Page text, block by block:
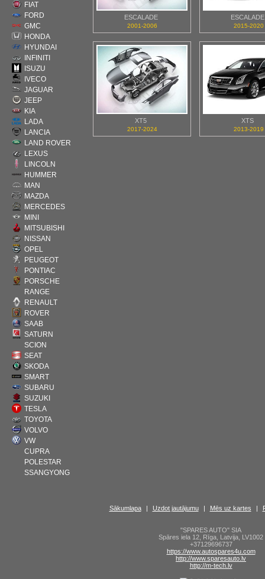
FIAT
FORD
GMC
HONDA
HYUNDAI
INFINITI
ISUZU
IVECO
JAGUAR
JEEP
KIA
LADA
LANCIA
LAND ROVER
LEXUS
LINCOLN
HUMMER
MAN
MAZDA
MERCEDES
MINI
MITSUBISHI
NISSAN
OPEL
PEUGEOT
PONTIAC
PORSCHE
RANGE
RENAULT
ROVER
SAAB
SATURN
SCION
SEAT
SKODA
SMART
SUBARU
SUZUKI
TESLA
TOYOTA
VOLVO
VW
CUPRA
POLESTAR
SSANGYONG
ESCALADE
2001-2006
ESCALADE
2015-2020
XT5
2017-2024
XTS
2013-2019
Sākumlapa | Uzdot jautājumu | Mēs uz kartes |
"SPARES AUTO" SIA
Spāres iela 12 Rīga Latvija LV1002
+37129696737
https://www.autospares4u.com
http://www.sparesauto.lv
http://m-tech.lv